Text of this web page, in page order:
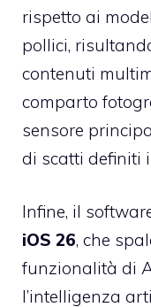
rispetto ai
pollici,
contenuti
comparto
sensore
di scatti definiti
Infine, il
iOS 26, che
funzionalità di
l’intelligenza